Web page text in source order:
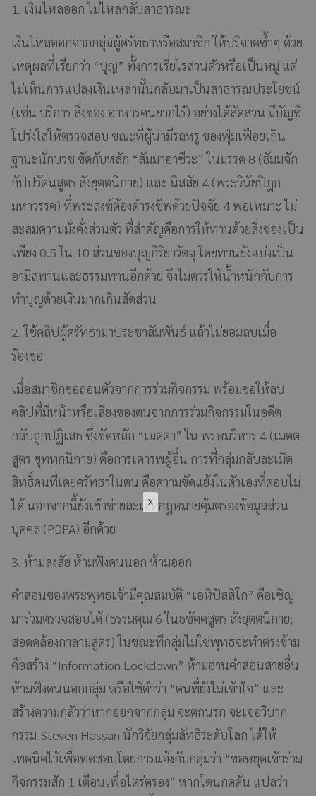
1. เงินไหลออก ไม่ไหลกลับสาธารณะ
เงินไหลออกจากกลุ่มผู้ศรัทธาหรือสมาชิก ให้บริจาคซ้ำๆ ด้วย
เหตุผลที่เรียกว่า “บุญ” ทั้งการเรี่ยไรส่วนตัวหรือเป็นหมู่ แต่
ไม่เห็นการแปลงเงินเหล่านั้นกลับมาเป็นสาธารณประโยชน์
(เช่น บริการ สิ่งของ อาหารคนยากไร้) อย่างได้สัดส่วน มีบัญชี
โปร่งใสให้ตรวจสอบ ขณะที่ผู้นำมีรถหรู ของฟุ่มเฟือยเกิน
ฐานะนักบวช ขัดกับหลัก “สัมมาอาชีวะ” ในมรรค 8 (ธัมมจัก
กัปปวัตนสูตร สังยุตตนิกาย) และ นิสสัย 4 (พระวินัยปิฎก
มหาวรรค) ที่พระสงฆ์ต้องดำรงชีพด้วยปัจจัย 4 พอเหมาะ ไม่
สะสมความมั่งคั่งส่วนตัว ที่สำคัญคือการให้ทานด้วยสิ่งของเป็น
เพียง 0.5 ใน 10 ส่วนของบุญกิริยาวัตถุ โดยทานยังแบ่งเป็น
อามิสทานและธรรมทานอีกด้วย จึงไม่ควรให้น้ำหนักกับการ
ทำบุญด้วยเงินมากเกินสัดส่วน
2. ใช้คลิปผู้ศรัทธามาประชาสัมพันธ์ แล้วไม่ยอมลบเมื่อ
ร้องขอ
เมื่อสมาชิกขอถอนตัวจากการร่วมกิจกรรม พร้อมขอให้ลบ
คลิปที่มีหน้าหรือเสียงของตนจากการร่วมกิจกรรมในอดีต
กลับถูกปฏิเสธ ซึ่งขัดหลัก “เมตตา” ใน พรหมวิหาร 4 (เมตต
สูตร ขุททกนิกาย) คือการเคารพผู้อื่น การที่กลุ่มกลับละเมิด
สิทธิ์คนที่เคยศรัทธาในตน คือความขัดแย้งในตัวเองที่ตอบไม่
ได้ นอกจากนี้ยังเข้าข่ายละเมิดกฎหมายคุ้มครองข้อมูลส่วน
บุคคล (PDPA) อีกด้วย
3. ห้ามสงสัย ห้ามฟังคนนอก ห้ามออก
คำสอนของพระพุทธเจ้ามีคุณสมบัติ “เอหิปัสสิโก” คือเชิญ
มาร่วมตรวจสอบได้ (ธรรมคุณ 6 ในธชัคคสูตร สังยุตตนิกาย;
สอดคล้องกาลามสูตร) ในขณะที่กลุ่มไม่ใช่พุทธจะทำตรงข้าม
คือสร้าง “Information Lockdown” ห้ามอ่านคำสอนสายอื่น
ห้ามฟังคนนอกกลุ่ม หรือใช้คำว่า “คนที่ยังไม่เข้าใจ” และ
สร้างความกลัวว่าหากออกจากกลุ่ม จะตกนรก จะเจอวิบาก
กรรม-Steven Hassan นักวิจัยกลุ่มลัทธิระดับโลก ได้ให้
เทคนิคไว้เพื่อทดสอบโดยการแจ้งกับกลุ่มว่า “ขอหยุดเข้าร่วม
กิจกรรมสัก 1 เดือนเพื่อไตร่ตรอง” หากโดนกดดัน แปลว่า